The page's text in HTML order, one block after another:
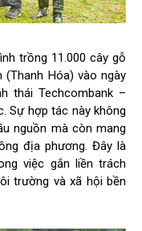
trồng 11.000 cây gỗ
Hóa) vào ngày
thái Techcombank –
Sự hợp tác này không
nguồn mà còn mang
địa phương. Đây là
việc gắn liền trách
trường và xã hội bền